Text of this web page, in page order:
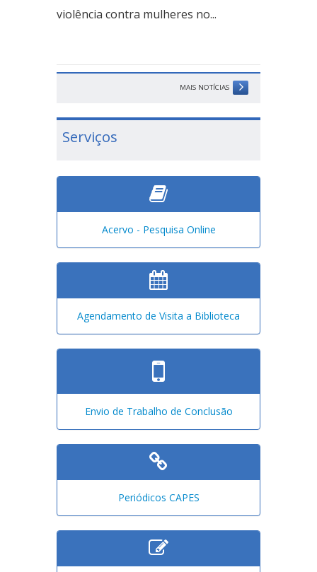
violência contra mulheres no...
MAIS NOTÍCIAS
Serviços
Acervo - Pesquisa Online
Agendamento de Visita a Biblioteca
Envio de Trabalho de Conclusão
Periódicos CAPES